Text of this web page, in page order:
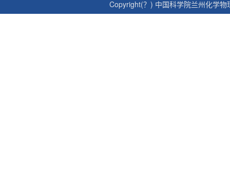
Copyright(？) 中国科学院兰州化学